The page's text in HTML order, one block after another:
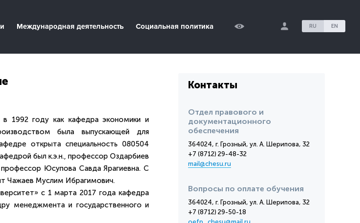
Международная деятельность Социальная политика RU EN
в 1992 году как кафедра экономики и
была выпускающей для
открыта специальность 080504
был к.э.н., профессор Оздарбиев
Юсупова Савда Ярагиевна. С
Чажаев Муслим Ибрагимович.
с 1 марта 2017 года кафедра
менеджмента и государственного и
Контакты
Отдел правового и
документационного
обеспечения
364024, г. Грозный, ул. А. Шерипова, 32
+7 (8712) 29-48-32
mail@chesu.ru
Вопросы по оплате обучения
364024, г. Грозный, ул. А. Шерипова, 32
+7 (8712) 29-50-18